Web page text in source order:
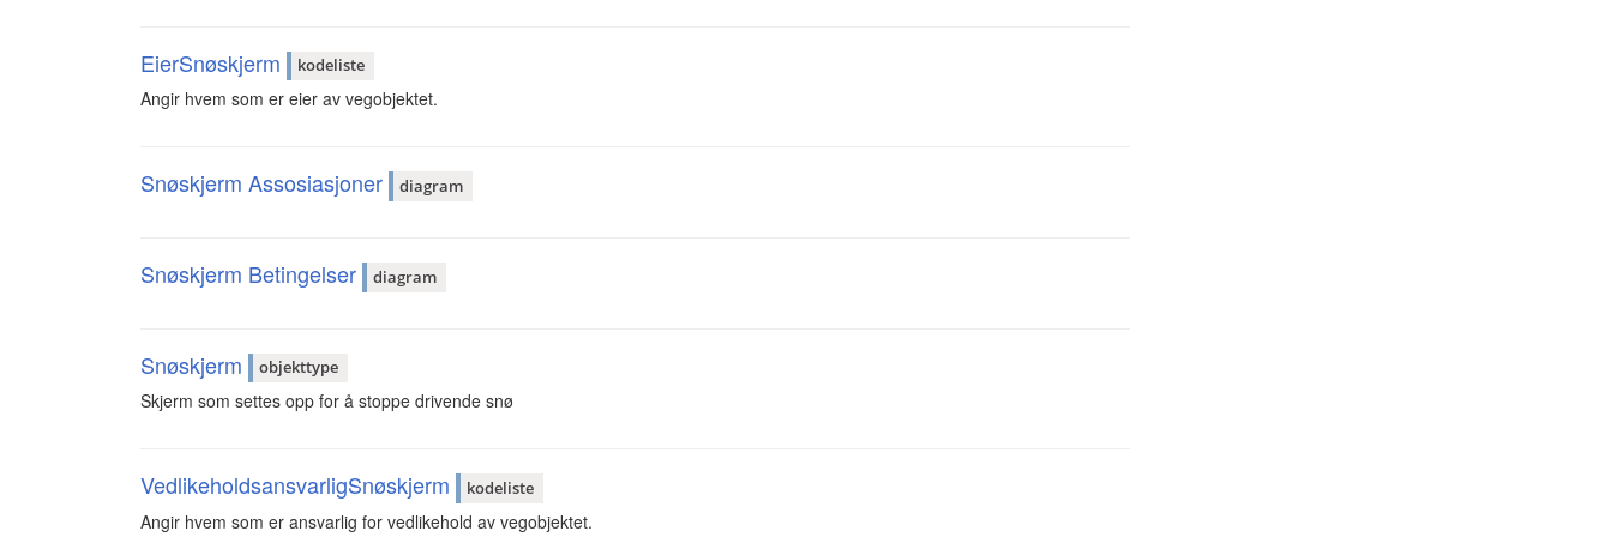
EierSnøskjerm kodeliste
Angir hvem som er eier av vegobjektet.
Snøskjerm Assosiasjoner diagram
Snøskjerm Betingelser diagram
Snøskjerm objekttype
Skjerm som settes opp for å stoppe drivende snø
VedlikeholdsansvarligSnøskjerm kodeliste
Angir hvem som er ansvarlig for vedlikehold av vegobjektet.